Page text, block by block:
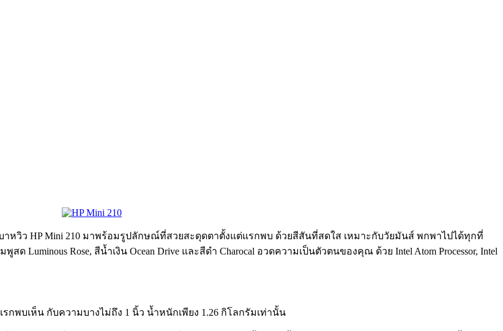
หวิว HP Mini 210 มาพร้อมรูปลักษณ์ที่สวยสะดุดตาตั้งแต่แรกพบ ด้วยสีสันที่สดใส เหมาะกับวัยมันส์ พกพาไปได้ทุกที่
Luminous Rose, สีน้ำเงิน Ocean Drive และสีดำ Charocal อวดความเป็นตัวตนของคุณ ด้วย Intel Atom Processor, Intel
พบเห็น กับความบางไม่ถึง 1 นิ้ว น้ำหนักเพียง 1.26 กิโลกรัมเท่านั้น